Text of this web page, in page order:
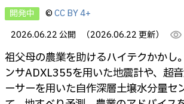
開発中 ©CC BY 4+
2026.06.22 公開
（2026.06.22 更新） visibility
祖父母の農業を助けるハイテクかかし
ンサADXL355を用いた地震計や、超
ーサーを用いた自作深層土壌水分量セ